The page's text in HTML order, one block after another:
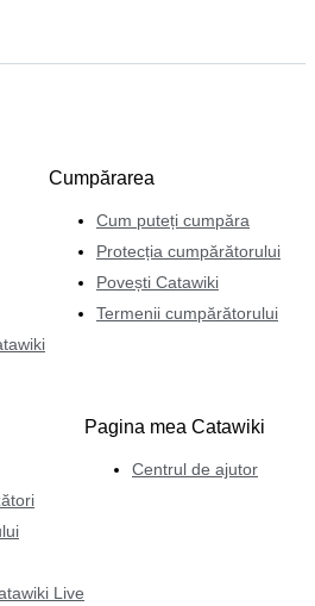
Cumpărarea
Cum puteți cumpăra
Protecția cumpărătorului
Povești Catawiki
Termenii cumpărătorului
Live
Pagina mea Catawiki
Centrul de ajutor